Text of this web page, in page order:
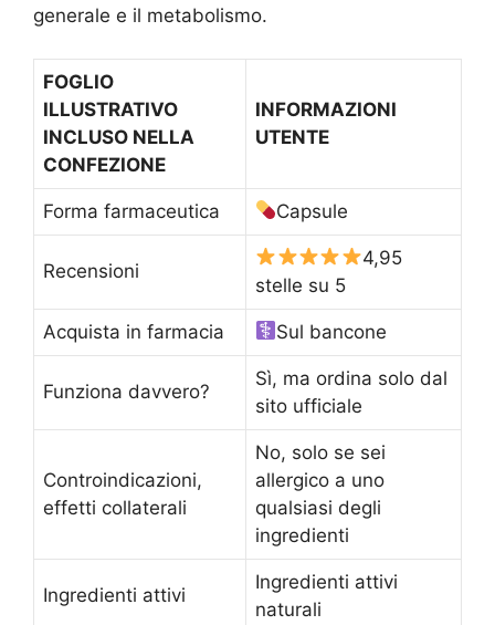
generale e il metabolismo.
FOGLIO
ILLUSTRATIVO
INCLUSO NELLA
CONFEZIONE
INFORMAZIONI
UTENTE
Forma farmaceutica Capsule
Recensioni
4,95
stelle su 5
Acquista in farmacia Sul bancone
Funziona davvero?
Sì, ma ordina solo dal
sito ufficiale
Controindicazioni,
effetti collaterali
No, solo se sei
allergico a uno
qualsiasi degli
ingredienti
Ingredienti attivi
Ingredienti attivi
naturali